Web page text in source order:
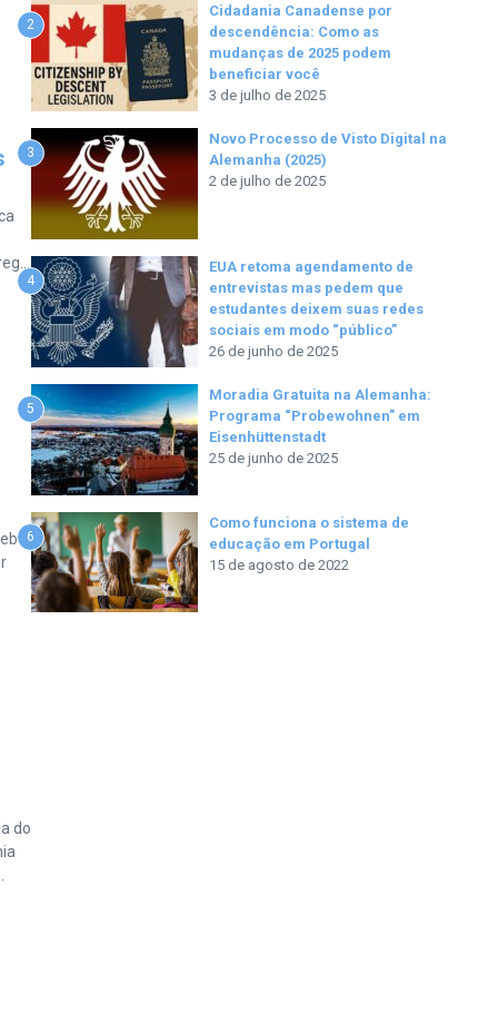
do
2
Cidadania Canadense por
descendência: Como as
mudanças de 2025 podem
beneficiar você
3 de julho de 2025
3
Novo Processo de Visto Digital na
Alemanha (2025)
2 de julho de 2025
4
EUA retoma agendamento de
entrevistas mas pedem que
estudantes deixem suas redes
sociais em modo “público”
26 de junho de 2025
5
Moradia Gratuita na Alemanha:
Programa “Probewohnen” em
Eisenhüttenstadt
25 de junho de 2025
6
Como funciona o sistema de
educação em Portugal
15 de agosto de 2022